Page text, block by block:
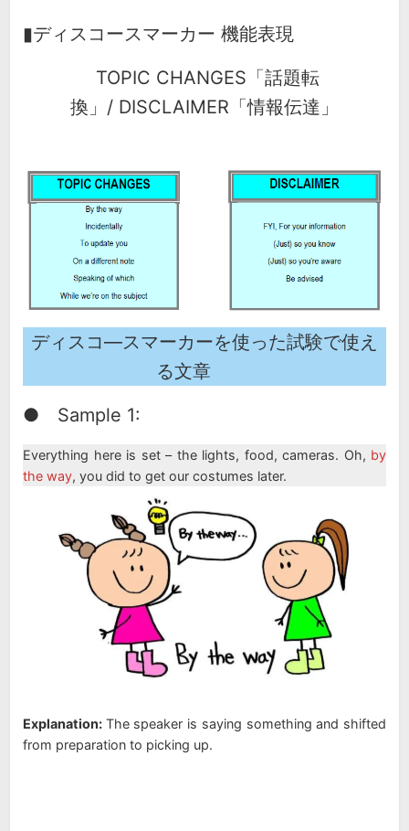
▮ディスコースマーカー 機能表現
TOPIC CHANGES「話題転
換」/ DISCLAIMER「情報伝達」
ディスコ―スマーカーを使った試験で使え
る文章
● Sample 1:
Everything here is set – the lights, food, cameras. Oh, by
the way, you did to get our costumes later.
Explanation: The speaker is saying something and shifted
from preparation to picking up.